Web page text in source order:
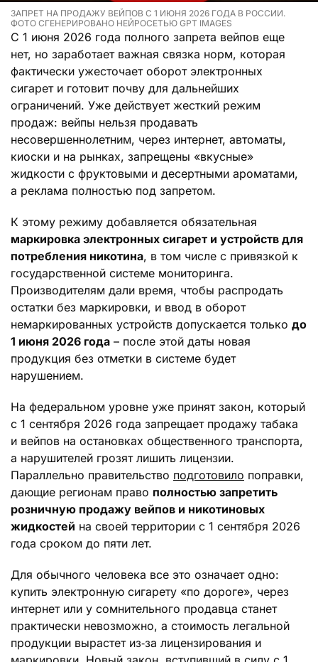
ЗАПРЕТ НА ПРОДАЖУ ВЕЙПОВ С 1 ИЮНЯ 2026 ГОДА В РОССИИ.
ФОТО СГЕНЕРИРОВАНО НЕЙРОСЕТЬЮ GPT IMAGES
С 1 июня 2026 года полного запрета вейпов еще
нет, но заработает важная связка норм, которая
фактически ужесточает оборот электронных
сигарет и готовит почву для дальнейших
ограничений. Уже действует жесткий режим
продаж: вейпы нельзя продавать
несовершеннолетним, через интернет, автоматы,
киоски и на рынках, запрещены «вкусные»
жидкости с фруктовыми и десертными ароматами,
а реклама полностью под запретом.
К этому режиму добавляется обязательная
маркировка электронных сигарет и устройств для
потребления никотина, в том числе с привязкой к
государственной системе мониторинга.
Производителям дали время, чтобы распродать
остатки без маркировки, и ввод в оборот
немаркированных устройств допускается только до
1 июня 2026 года – после этой даты новая
продукция без отметки в системе будет
нарушением.
На федеральном уровне уже принят закон, который
с 1 сентября 2026 года запрещает продажу табака
и вейпов на остановках общественного транспорта,
а нарушителей грозят лишить лицензии.
Параллельно правительство подготовило поправки,
дающие регионам право полностью запретить
розничную продажу вейпов и никотиновых
жидкостей на своей территории с 1 сентября 2026
года сроком до пяти лет.
Для обычного человека все это означает одно:
купить электронную сигарету «по дороге», через
интернет или у сомнительного продавца станет
практически невозможно, а стоимость легальной
продукции вырастет из‑за лицензирования и